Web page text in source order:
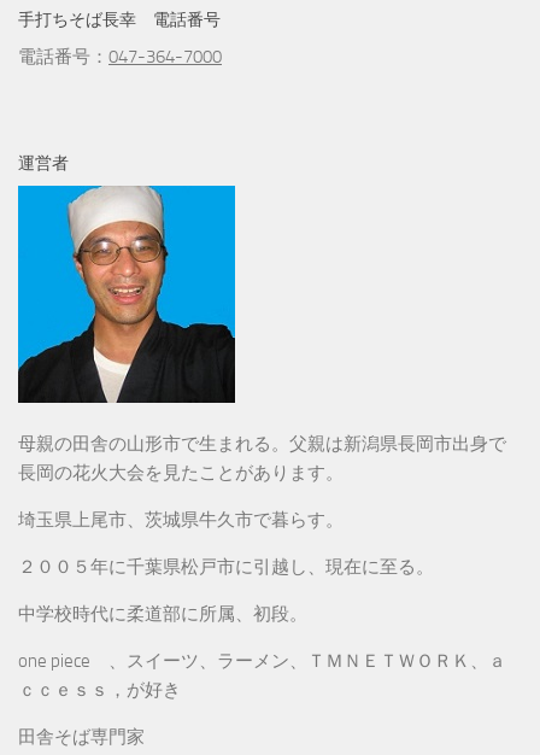
手打ちそば長幸 電話番号
電話番号： 047-364-7000
運営者
母親の田舎の山形市で生まれる。父親は新潟県長岡市出身で
長岡の花火大会を見たことがあります。
埼玉県上尾市、茨城県牛久市で暮らす。
２００５年に千葉県松戸市に引越し、現在に至る。
中学校時代に柔道部に所属、初段。
one piece 、スイーツ、ラーメン、ＴＭＮＥＴＷＯＲＫ、ａ
ｃｃｅｓｓ，が好き
田舎そば専門家